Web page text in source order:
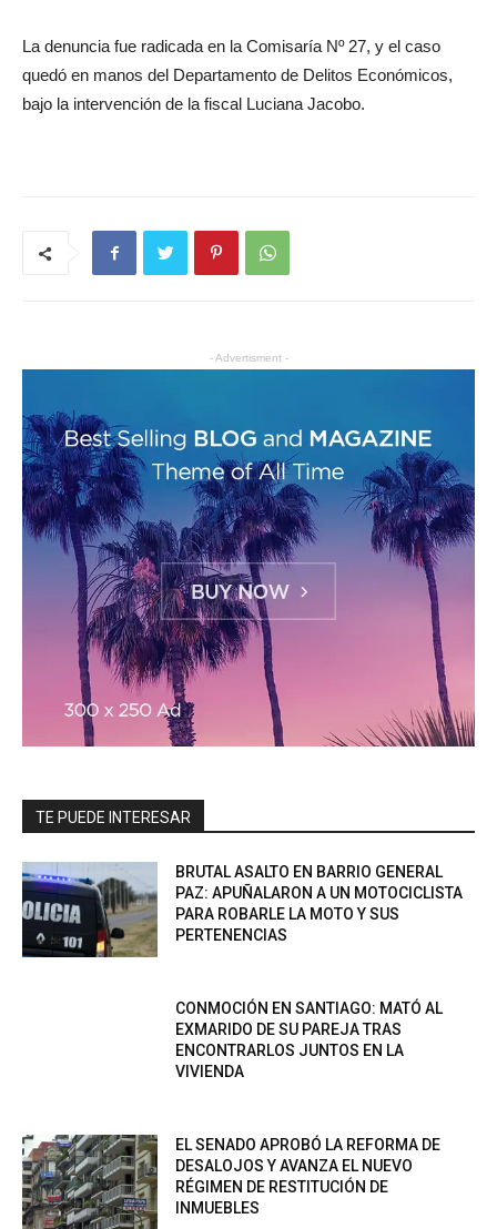
La denuncia fue radicada en la Comisaría Nº 27, y el caso
quedó en manos del Departamento de Delitos Económicos,
bajo la intervención de la fiscal Luciana Jacobo.
- Advertisment -
TE PUEDE INTERESAR
BRUTAL ASALTO EN BARRIO GENERAL
PAZ: APUÑALARON A UN MOTOCICLISTA
PARA ROBARLE LA MOTO Y SUS
PERTENENCIAS
CONMOCIÓN EN SANTIAGO: MATÓ AL
EXMARIDO DE SU PAREJA TRAS
ENCONTRARLOS JUNTOS EN LA
VIVIENDA
EL SENADO APROBÓ LA REFORMA DE
DESALOJOS Y AVANZA EL NUEVO
RÉGIMEN DE RESTITUCIÓN DE
INMUEBLES